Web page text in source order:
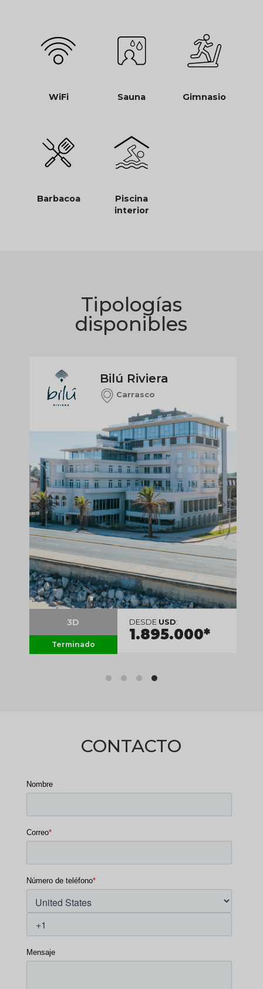
WiFi Sauna Gimnasio
Barbacoa
Piscina
interior
Tipologías
disponibles
Bilú Riviera
Carrasco
3D
Terminado
DESDEUSD:
1.895.000*
CONTACTO